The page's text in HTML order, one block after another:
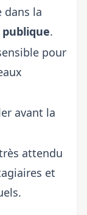
dans la
.
pour
avant la
attendu
et